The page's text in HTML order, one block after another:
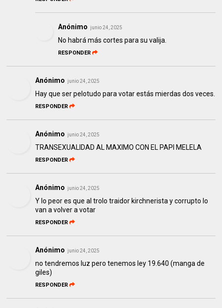
Anónimo junio 24, 2025
No habrá más cortes para su valija.
RESPONDER
Anónimo junio 24, 2025
Hay que ser pelotudo para votar estás mierdas dos veces.
RESPONDER
Anónimo junio 24, 2025
TRANSEXUALIDAD AL MAXIMO CON EL PAPI MELELA
RESPONDER
Anónimo junio 24, 2025
Y lo peor es que al trolo traidor kirchnerista y corrupto lo
van a volver a votar
RESPONDER
Anónimo junio 24, 2025
no tendremos luz pero tenemos ley 19.640 (manga de
giles)
RESPONDER